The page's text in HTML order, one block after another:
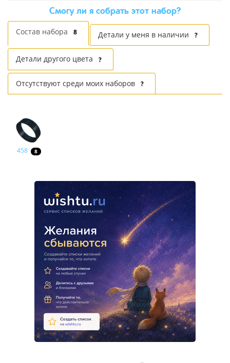
Cмогу ли я собрать этот набор?
Состав набора 8 Детали у меня в наличии ?
Детали другого цвета ?
Отсутствуют среди моих наборов ?
458 8